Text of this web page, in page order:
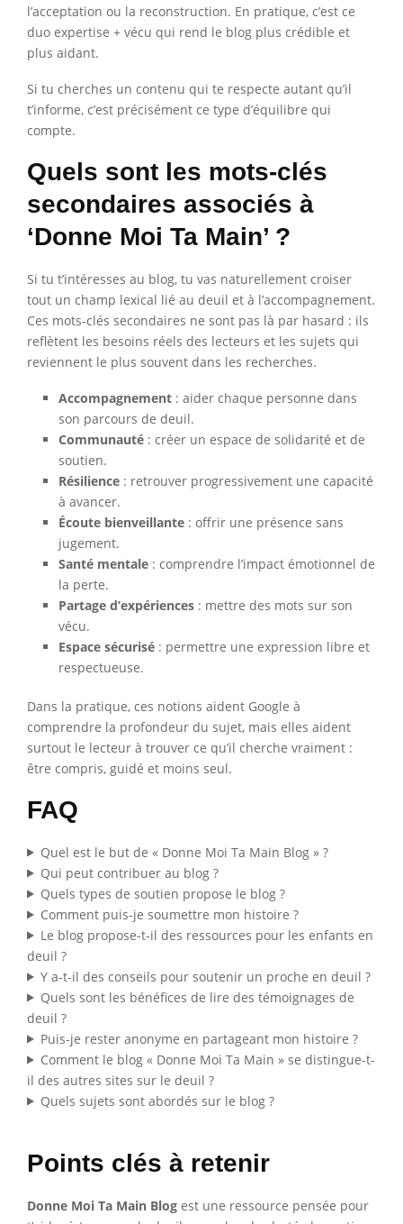
l’acceptation ou la reconstruction. En pratique, c’est ce
duo expertise + vécu qui rend le blog plus crédible et
plus aidant.
Si tu cherches un contenu qui te respecte autant qu’il
t’informe, c’est précisément ce type d’équilibre qui
compte.
Quels sont les mots-clés
secondaires associés à
‘Donne Moi Ta Main’ ?
Si tu t’intéresses au blog, tu vas naturellement croiser
tout un champ lexical lié au deuil et à l’accompagnement.
Ces mots-clés secondaires ne sont pas là par hasard : ils
reflètent les besoins réels des lecteurs et les sujets qui
reviennent le plus souvent dans les recherches.
Accompagnement : aider chaque personne dans
son parcours de deuil.
Communauté : créer un espace de solidarité et de
soutien.
Résilience : retrouver progressivement une capacité
à avancer.
Écoute bienveillante : offrir une présence sans
jugement.
Santé mentale : comprendre l’impact émotionnel de
la perte.
Partage d’expériences : mettre des mots sur son
vécu.
Espace sécurisé : permettre une expression libre et
respectueuse.
Dans la pratique, ces notions aident Google à
comprendre la profondeur du sujet, mais elles aident
surtout le lecteur à trouver ce qu’il cherche vraiment :
être compris, guidé et moins seul.
FAQ
Quel est le but de « Donne Moi Ta Main Blog » ?
Qui peut contribuer au blog ?
Quels types de soutien propose le blog ?
Comment puis-je soumettre mon histoire ?
Le blog propose-t-il des ressources pour les enfants en
deuil ?
Y a-t-il des conseils pour soutenir un proche en deuil ?
Quels sont les bénéfices de lire des témoignages de
deuil ?
Puis-je rester anonyme en partageant mon histoire ?
Comment le blog « Donne Moi Ta Main » se distingue-t-
il des autres sites sur le deuil ?
Quels sujets sont abordés sur le blog ?
Points clés à retenir
Donne Moi Ta Main Blog est une ressource pensée pour